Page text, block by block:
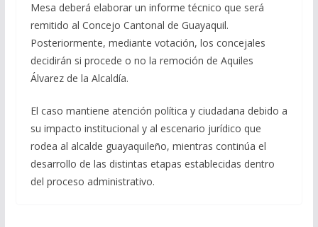
Mesa deberá elaborar un informe técnico que será
remitido al Concejo Cantonal de Guayaquil.
Posteriormente, mediante votación, los concejales
decidirán si procede o no la remoción de Aquiles
Álvarez de la Alcaldía.
El caso mantiene atención política y ciudadana debido a
su impacto institucional y al escenario jurídico que
rodea al alcalde guayaquileño, mientras continúa el
desarrollo de las distintas etapas establecidas dentro
del proceso administrativo.